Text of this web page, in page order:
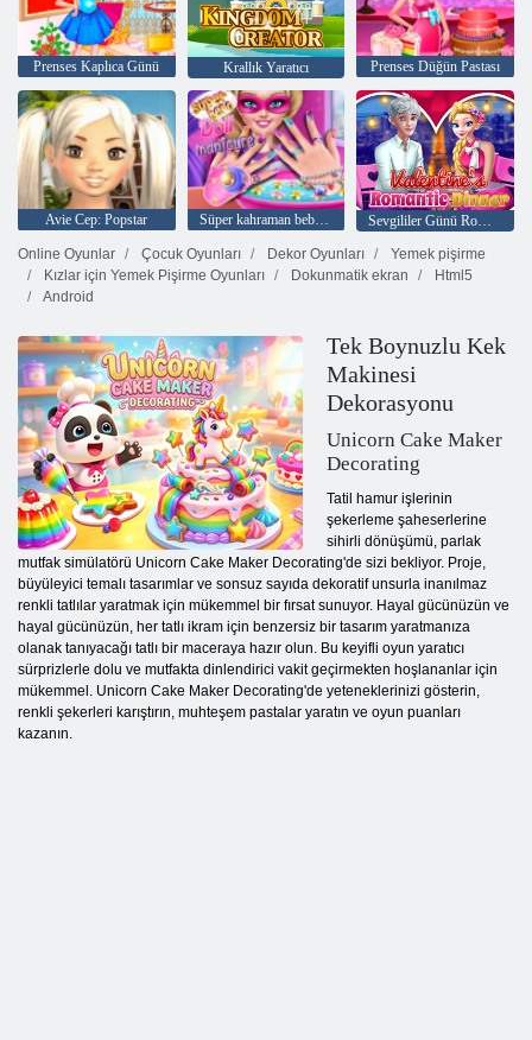
Prenses Kaplıca Günü Krallık Yaratıcı Prenses Düğün Pastası
Avie Cep: Popstar Süper kahraman bebek manikür
Sevgililer Günü Romantik Akşam Yemeği
Online Oyunlar
Çocuk Oyunları Dekor Oyunları
Yemek pişirme
Kızlar için Yemek Pişirme Oyunları
Dokunmatik ekran
Html5
Android
Tek Boynuzlu Kek
Makinesi
Dekorasyonu
Unicorn Cake Maker
Decorating
Tatil hamur işlerinin
şekerleme şaheserlerine
sihirli dönüşümü, parlak
mutfak simülatörü Unicorn Cake Maker Decorating'de sizi bekliyor. Proje,
büyüleyici temalı tasarımlar ve sonsuz sayıda dekoratif unsurla inanılmaz
renkli tatlılar yaratmak için mükemmel bir fırsat sunuyor. Hayal gücünüzün ve
hayal gücünüzün, her tatlı ikram için benzersiz bir tasarım yaratmanıza
olanak tanıyacağı tatlı bir maceraya hazır olun. Bu keyifli oyun yaratıcı
sürprizlerle dolu ve mutfakta dinlendirici vakit geçirmekten hoşlananlar için
mükemmel. Unicorn Cake Maker Decorating'de yeteneklerinizi gösterin,
renkli şekerleri karıştırın, muhteşem pastalar yaratın ve oyun puanları
kazanın.